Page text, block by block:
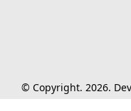
© Copyright. 2026.